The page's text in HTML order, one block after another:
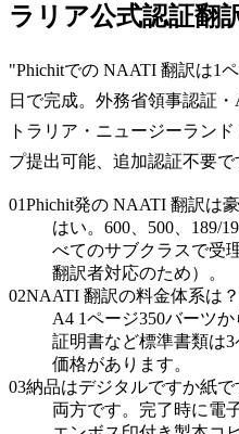
ラリア公式認証翻
"Phichitでの NAATI 翻訳は1
日で完成。外務省領事認証
トラリア・ニュージーラン
プ提出可能、追加認証不要で
01Phichit発の NAATI 翻訳は
はい。600、500、189/
べてのサブクラスで受
翻訳者対応のため）。
02NAATI 翻訳の料金体系は？
A4 1ページ350バーツ
証明書など標準書類は
価格があります。
03納品はデジタルですか紙で
両方です。完了時に電